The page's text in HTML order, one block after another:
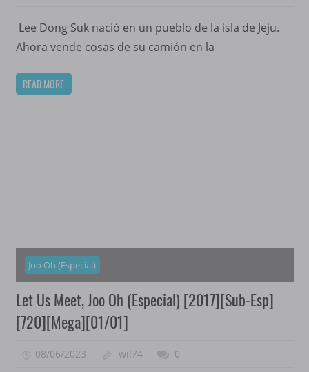
Lee Dong Suk nació en un pueblo de la isla de Jeju.
Ahora vende cosas de su camión en la
READ MORE
Joo Oh (Especial)
Let Us Meet, Joo Oh (Especial) [2017][Sub-Esp]
[720][Mega][01/01]
08/06/2023 wil74 0